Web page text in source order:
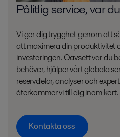
Pålitlig service, var
Vi ger dig trygghet genom att
att maximera din produktivitet
investeringen. Oavsett var du
behöver, hjälper vårt globala
reservdelar, analyser och
återkommer vi till dig inom kort.
Kontakta oss